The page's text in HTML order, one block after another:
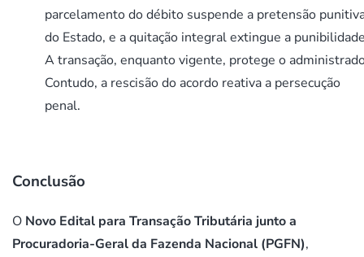
parcelamento do débito suspende a pretensão
do Estado, e a quitação integral extingue a
A transação, enquanto vigente, protege o
Contudo, a rescisão do acordo reativa a persecução
penal.
Conclusão
O Novo Edital para Transação Tributária junto a
Procuradoria-Geral da Fazenda Nacional (PGFN),